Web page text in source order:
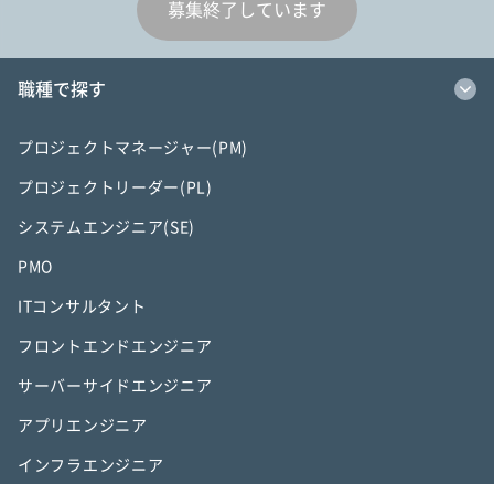
募集終了しています
職種で探す
プロジェクトマネージャー(PM)
プロジェクトリーダー(PL)
システムエンジニア(SE)
PMO
ITコンサルタント
フロントエンドエンジニア
サーバーサイドエンジニア
アプリエンジニア
インフラエンジニア